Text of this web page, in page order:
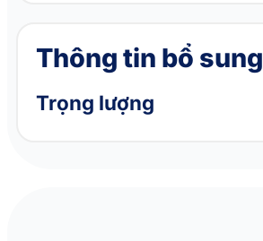
Thông tin bổ sung
Trọng lượng